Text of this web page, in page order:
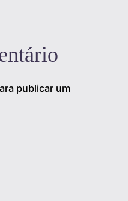
publicar um